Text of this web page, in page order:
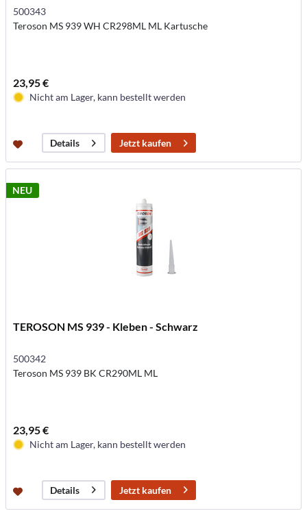
500343
Teroson MS 939 WH CR298ML ML Kartusche
23,95 €
Nicht am Lager, kann bestellt werden
Details Jetzt kaufen
NEU
TEROSON MS 939 - Kleben - Schwarz
500342
Teroson MS 939 BK CR290ML ML
23,95 €
Nicht am Lager, kann bestellt werden
Details Jetzt kaufen